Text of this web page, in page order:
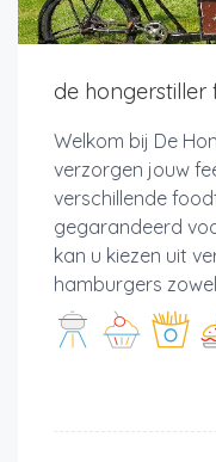
de hongerstiller
Welkom bij De
verzorgen jouw
verschillende
gegarandeerd
kan u kiezen uit
hamburgers zowel